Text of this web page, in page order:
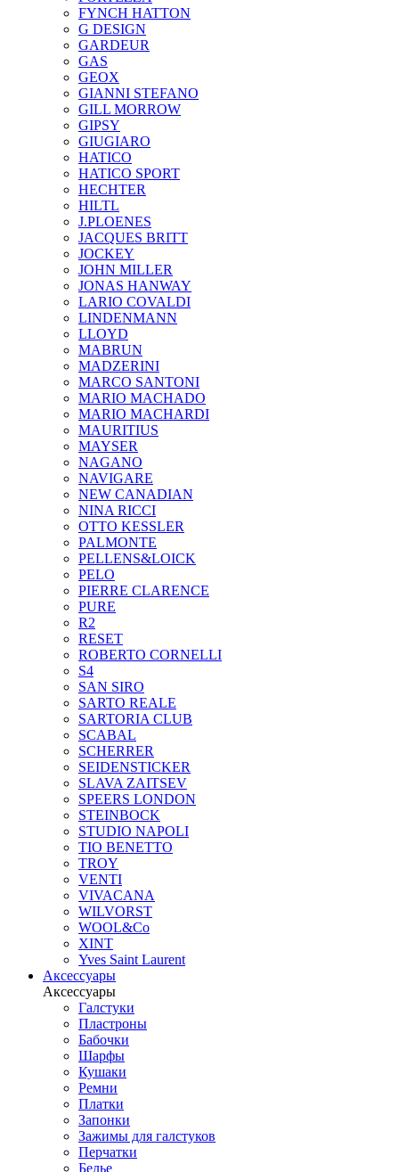
FYNCH HATTON
G DESIGN
GARDEUR
GAS
GEOX
GIANNI STEFANO
GILL MORROW
GIPSY
GIUGIARO
HATICO
HATICO SPORT
HECHTER
HILTL
J.PLOENES
JAСQUES BRITT
JOCKEY
JOHN MILLER
JONAS HANWAY
LARIO COVALDI
LINDENMANN
LLOYD
MABRUN
MADZERINI
MARCO SANTONI
MARIO MACHADO
MARIO MACHARDI
MAURITIUS
MAYSER
NAGANO
NAVIGARE
NEW CANADIAN
NINA RICCI
OTTO KESSLER
PALMONTE
PELLENS&LOICK
PELO
PIERRE CLARENCE
PURE
R2
RESET
ROBERTO CORNELLI
S4
SAN SIRO
SARTO REALE
SARTORIA CLUB
SCABAL
SCHERRER
SEIDENSTICKER
SLAVA ZAITSEV
SPEERS LONDON
STEINBOCK
STUDIO NAPOLI
TIO BENETTO
TROY
VENTI
VIVACANA
WILVORST
WOOL&Co
XINT
Yves Saint Laurent
Аксессуары
Аксессуары
Галстуки
Пластроны
Бабочки
Шарфы
Кушаки
Ремни
Платки
Запонки
Зажимы для галстуков
Перчатки
Белье